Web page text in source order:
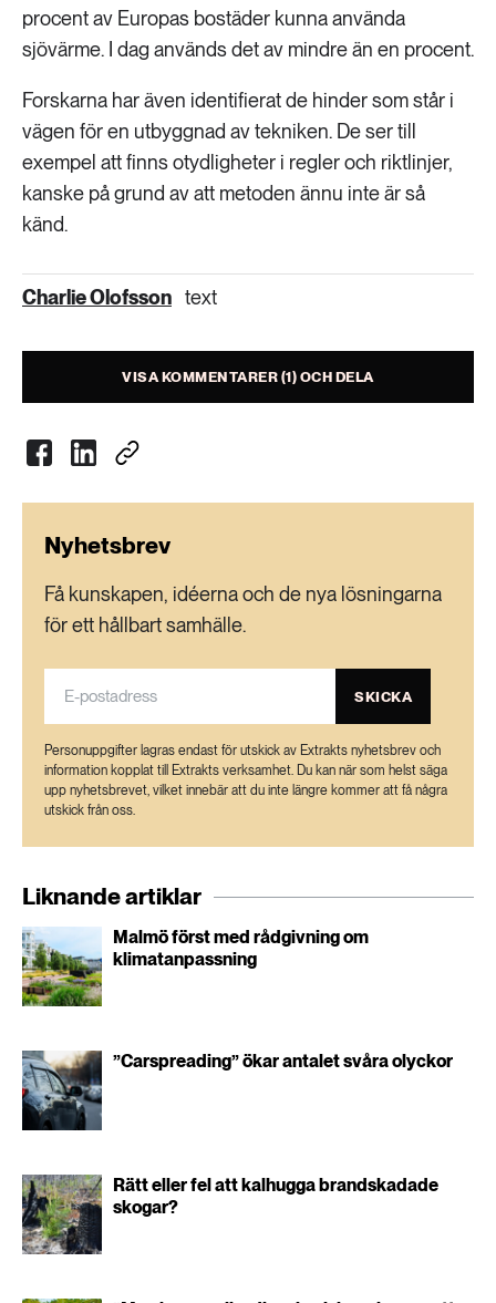
procent av Europas bostäder kunna använda
sjövärme. I dag används det av mindre än en procent.
Forskarna har även identifierat de hinder som står i
vägen för en utbyggnad av tekniken. De ser till
exempel att finns otydligheter i regler och riktlinjer,
kanske på grund av att metoden ännu inte är så
känd.
Charlie Olofsson text
VISA KOMMENTARER (1) OCH DELA
Nyhetsbrev
Få kunskapen, idéerna och de nya lösningarna
för ett hållbart samhälle.
SKICKA
Personuppgifter lagras endast för utskick av Extrakts nyhetsbrev och
information kopplat till Extrakts verksamhet. Du kan när som helst säga
upp nyhetsbrevet, vilket innebär att du inte längre kommer att få några
utskick från oss.
Liknande artiklar
Malmö först med rådgivning om
klimatanpassning
”Carspreading” ökar antalet svåra olyckor
Rätt eller fel att kalhugga brandskadade
skogar?